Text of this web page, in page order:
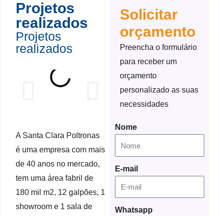
Projetos
realizados
Projetos
realizados
A Santa Clara Poltronas
é uma empresa com mais
de 40 anos no mercado,
tem uma área fabril de
180 mil m2, 12 galpões, 1
showroom e 1 sala de
Solicitar
orçamento
Preencha o formulário
para receber um
orçamento
personalizado as suas
necessidades
Nome
E-mail
Whatsapp